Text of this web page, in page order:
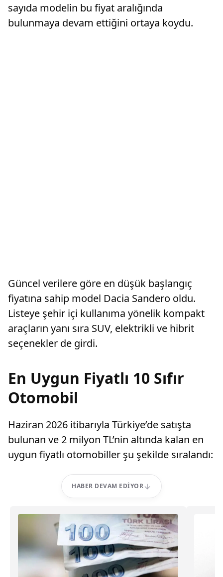
sayıda modelin bu fiyat aralığında
bulunmaya devam ettiğini ortaya koydu.
Güncel verilere göre en düşük başlangıç
fiyatına sahip model Dacia Sandero oldu.
Listeye şehir içi kullanıma yönelik kompakt
araçların yanı sıra SUV, elektrikli ve hibrit
seçenekler de girdi.
En Uygun Fiyatlı 10 Sıfır
Otomobil
Haziran 2026 itibarıyla Türkiye’de satışta
bulunan ve 2 milyon TL’nin altında kalan en
uygun fiyatlı otomobiller şu şekilde sıralandı:
HABER DEVAM EDIYOR